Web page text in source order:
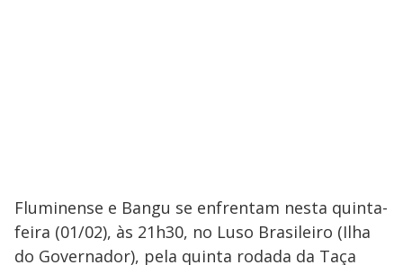
Fluminense e Bangu se enfrentam nesta quinta-
feira (01/02), às 21h30, no Luso Brasileiro (Ilha
do Governador), pela quinta rodada da Taça